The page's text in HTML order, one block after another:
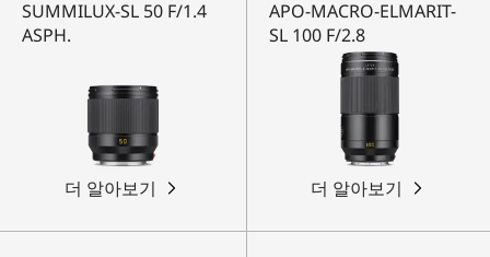
SUMMILUX-SL 50 F/1.4
ASPH.
더 알아보기
APO-MACRO-ELMARIT-
SL 100 F/2.8
더 알아보기